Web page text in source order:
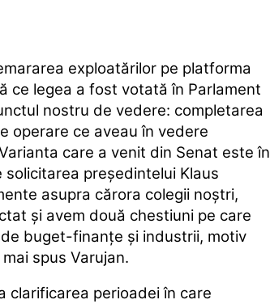
exploatărilor pe platforma
ce legea a fost votată în Parlament
nostru de vedere: completarea
operare ce aveau în vedere
care a venit din Senat este în
preşedintelui Klaus
asupra cărora colegii noştri,
şi avem două chestiuni pe care
buget-finanţe şi industrii, motiv
spus Varujan.
clarificarea perioadei în care